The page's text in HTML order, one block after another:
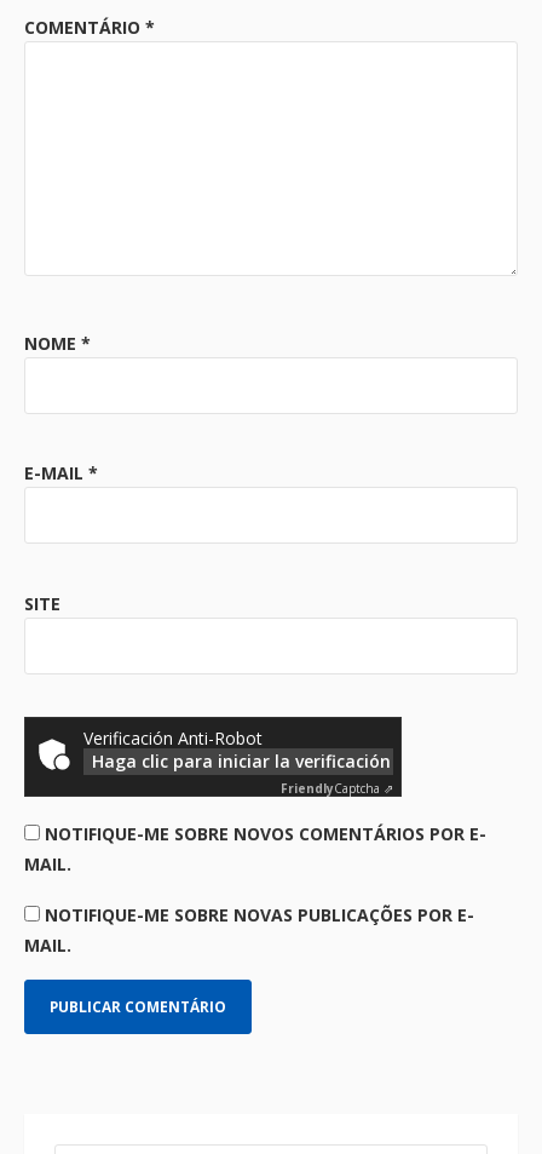
COMENTÁRIO *
NOME *
E-MAIL *
SITE
Verificación Anti-Robot
Haga clic para iniciar la verificación
FriendlyCaptcha ⇗
NOTIFIQUE-ME SOBRE NOVOS COMENTÁRIOS POR E-
MAIL.
NOTIFIQUE-ME SOBRE NOVAS PUBLICAÇÕES POR E-
MAIL.